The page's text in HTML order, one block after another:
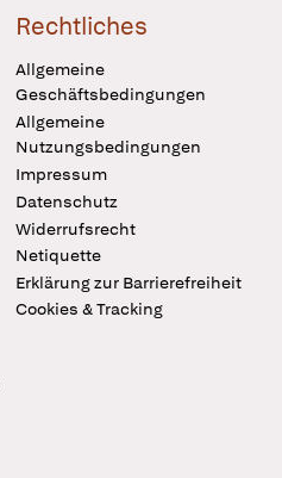
Rechtliches
Allgemeine
Geschäftsbedingungen
Allgemeine
Nutzungsbedingungen
Impressum
Datenschutz
Widerrufsrecht
Netiquette
Erklärung zur Barrierefreiheit
Cookies & Tracking